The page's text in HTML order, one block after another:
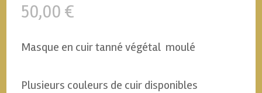
50,00 €
Masque en cuir tanné végétal moulé
Plusieurs couleurs de cuir disponibles